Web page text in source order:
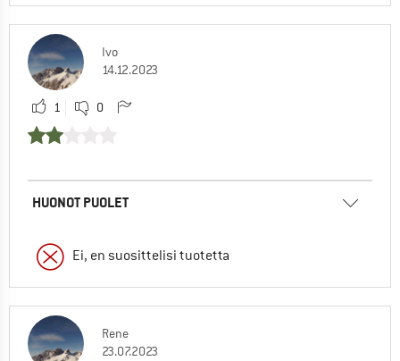
Ivo
14.12.2023
1 0
HUONOT PUOLET
Ei, en suosittelisi tuotetta
Rene
23.07.2023